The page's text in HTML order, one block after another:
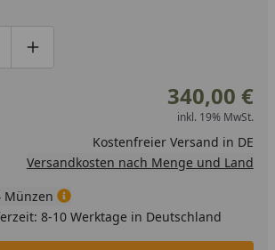
um eins verringern
manuell eingeben
Produktmenge um eins erhöhen
340,00 €
inkl. 19% MwSt.
Kostenfreier Versand in DE
Versandkosten nach Menge und Land
Münzen
8-10 Werktage in Deutschland